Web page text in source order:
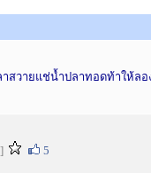
สวายแช่น้ำปลาทอดท้าให้ลอ
5